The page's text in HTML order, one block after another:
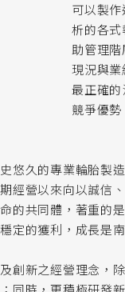
可以製
析的各
助管理
現況與業
最正確
競爭優勢
悠久的專業輪胎製
經營以來向以誠信
的共同體，著重的
定的獲利，成長是
創新之經營理念，